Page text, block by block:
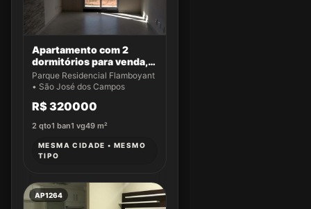
Apartamento com 2
dormitórios para venda,
49 m² por R$ 320.000,00
- Parque Residencial
dos Campos/SP
Parque Residencial Flamboyant
• São José dos Campos
R$ 320000
2 qto1 ban1 vg49 m²
MESMA CIDADE • MESMO
TIPO
AP1264